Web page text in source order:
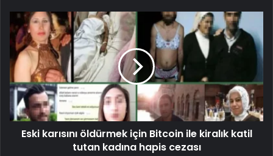
Eski karısını öldürmek için Bitcoin ile kiralık katil
tutan kadına hapis cezası